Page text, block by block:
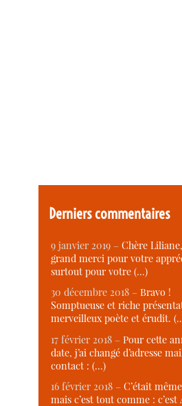
Derniers commentaires
9 janvier 2019 –Chère
grand merci pour votre
surtout pour votre (…)
30 décembre 2018 –Bravo !
Somptueuse et riche
merveilleux poète et érudit.
17 février 2018 –Pour cette
date, j’ai changé d’adresse
contact : (…)
16 février 2018 –C’était
mais c’est tout comme : c’est